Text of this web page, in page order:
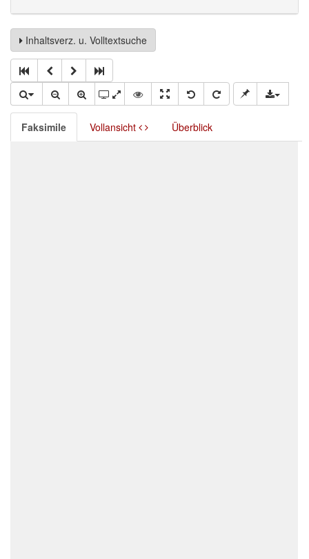
Inhaltsverz. u. Volltextsuche
Faksimile Vollansicht Überblick